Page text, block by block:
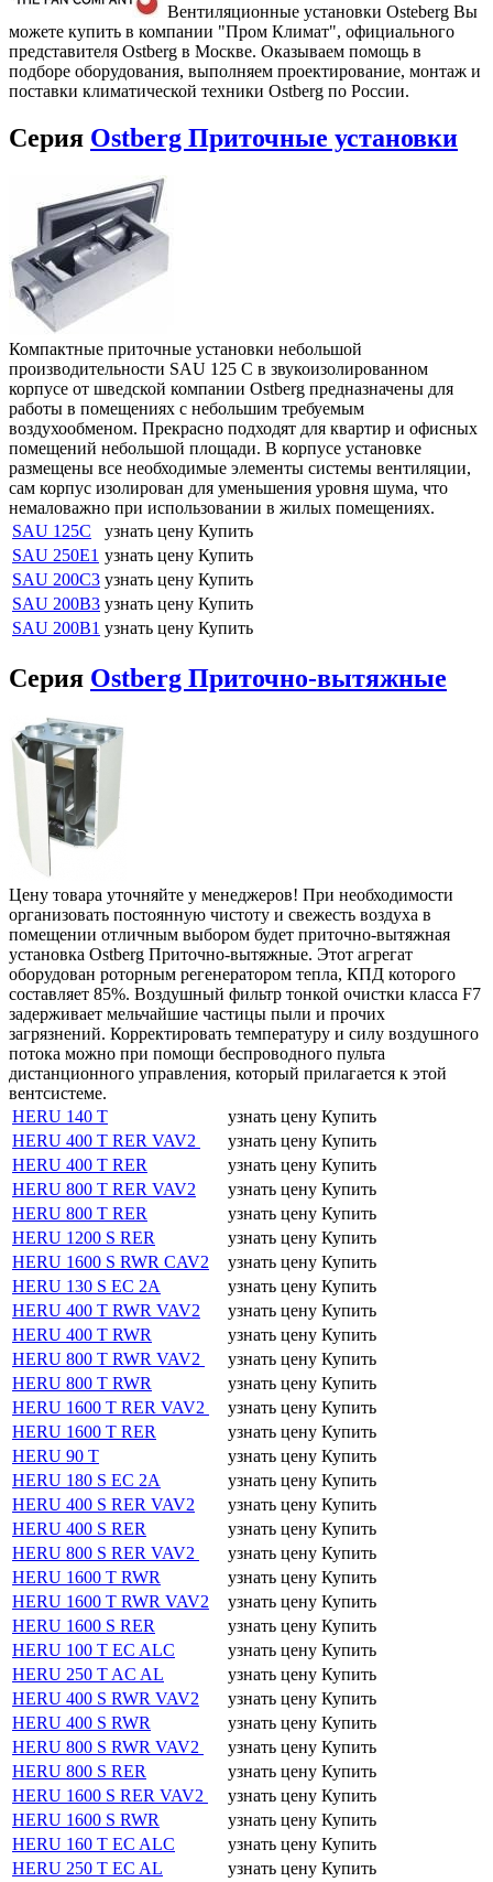
Вентиляционные установки Osteberg Вы
можете купить в компании "Пром Климат", официального
представителя Ostberg в Москве. Оказываем помощь в
подборе оборудования, выполняем проектирование, монтаж и
поставки климатической техники Ostberg по России.
Серия Ostberg Приточные установки
Компактные приточные установки небольшой
производительности SAU 125 С в звукоизолированном
корпусе от шведской компании Ostberg предназначены для
работы в помещениях с небольшим требуемым
воздухообменом. Прекрасно подходят для квартир и офисных
помещений небольшой площади. В корпусе установке
размещены все необходимые элементы системы вентиляции,
сам корпус изолирован для уменьшения уровня шума, что
немаловажно при использовании в жилых помещениях.
SAU 125C
узнать цену Купить
SAU 250E1 узнать цену Купить
SAU 200С3 узнать цену Купить
SAU 200B3 узнать цену Купить
SAU 200B1 узнать цену Купить
Серия Ostberg Приточно-вытяжные
Цену товара уточняйте у менеджеров! При необходимости
организовать постоянную чистоту и свежесть воздуха в
помещении отличным выбором будет приточно-вытяжная
установка Ostberg Приточно-вытяжные. Этот агрегат
оборудован роторным регенератором тепла, КПД которого
составляет 85%. Воздушный фильтр тонкой очистки класса F7
задерживает мельчайшие частицы пыли и прочих
загрязнений. Корректировать температуру и силу воздушного
потока можно при помощи беспроводного пульта
дистанционного управления, который прилагается к этой
вентсистеме.
HERU 140 T
узнать цену Купить
HERU 400 T RER VAV2
узнать цену Купить
HERU 400 T RER
узнать цену Купить
HERU 800 T RER VAV2
узнать цену Купить
HERU 800 T RER
узнать цену Купить
HERU 1200 S RER
узнать цену Купить
HERU 1600 S RWR CAV2
узнать цену Купить
HERU 130 S EC 2A
узнать цену Купить
HERU 400 T RWR VAV2
узнать цену Купить
HERU 400 T RWR
узнать цену Купить
HERU 800 T RWR VAV2
узнать цену Купить
HERU 800 T RWR
узнать цену Купить
HERU 1600 T RER VAV2
узнать цену Купить
HERU 1600 T RER
узнать цену Купить
HERU 90 T
узнать цену Купить
HERU 180 S EC 2A
узнать цену Купить
HERU 400 S RER VAV2
узнать цену Купить
HERU 400 S RER
узнать цену Купить
HERU 800 S RER VAV2
узнать цену Купить
HERU 1600 T RWR
узнать цену Купить
HERU 1600 T RWR VAV2
узнать цену Купить
HERU 1600 S RER
узнать цену Купить
HERU 100 T EC ALC
узнать цену Купить
HERU 250 T AC AL
узнать цену Купить
HERU 400 S RWR VAV2
узнать цену Купить
HERU 400 S RWR
узнать цену Купить
HERU 800 S RWR VAV2
узнать цену Купить
HERU 800 S RER
узнать цену Купить
HERU 1600 S RER VAV2
узнать цену Купить
HERU 1600 S RWR
узнать цену Купить
HERU 160 T EC ALC
узнать цену Купить
HERU 250 T EC AL
узнать цену Купить